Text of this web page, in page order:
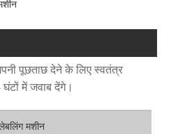
पूछताछ देने के लिए स्वतंत्र
में जवाब देंगे।